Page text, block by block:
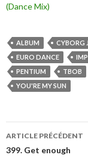
(Dance Mix)
ALBUM CYBORG
EURO DANCE
PENTIUM
TBOB
YOU'RE MY SUN
ARTICLE PRÉCÉDENT
399. Get enough